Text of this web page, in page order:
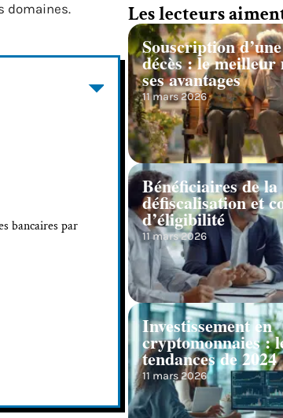
domaines.
bancaires par
Les lecteurs
Souscription
décès : le meilleur
ses avantages
11 mars 2026
Bénéficiaires de la
défiscalisation et
d’éligibilité
11 mars 2026
Investissement en
cryptomonnaies :
tendances de 2024
11 mars 2026